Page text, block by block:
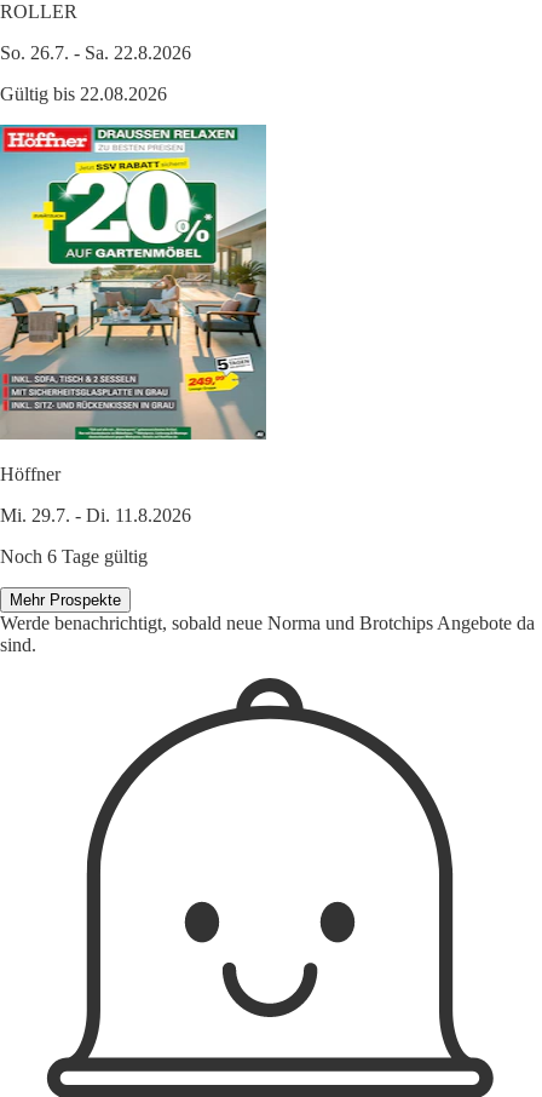
ROLLER
So. 26.7. - Sa. 22.8.2026
Gültig bis 22.08.2026
Höffner
Mi. 29.7. - Di. 11.8.2026
Noch 6 Tage gültig
Mehr Prospekte
Werde benachrichtigt, sobald neue Norma und Brotchips Angebote da
sind.